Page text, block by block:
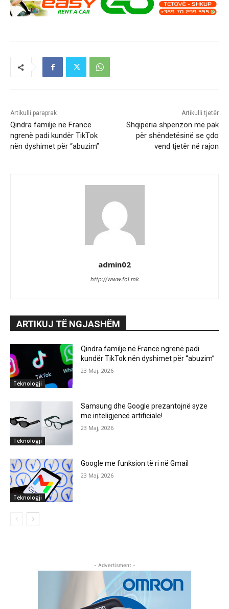
Artikulli paraprak
Qindra familje në Francë
ngrenë padi kundër TikTok
nën dyshimet për “abuzim”
Artikulli tjetër
Shqipëria shpenzon më pak
për shëndetësinë se çdo
vend tjetër në rajon
admin02
http://www.fol.mk
ARTIKUJ TË NGJASHËM
Teknologji
Qindra familje në Francë ngrenë padi
kundër TikTok nën dyshimet për “abuzim”
23 Maj, 2026
Teknologji
Samsung dhe Google prezantojnë syze
me inteligjencë artificiale!
23 Maj, 2026
Teknologji
Google me funksion të ri në Gmail
23 Maj, 2026
- Advertisment -